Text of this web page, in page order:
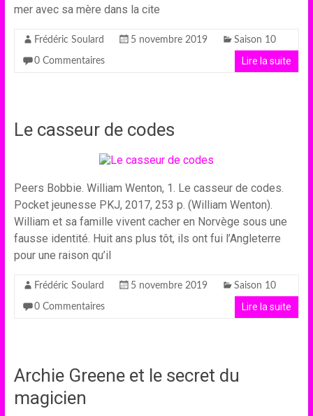
mer avec sa mère dans la cite
Frédéric Soulard 5 novembre 2019 Saison 10
0 Commentaires Lire la suite
Le casseur de codes
Peers Bobbie. William Wenton, 1. Le casseur de codes.
Pocket jeunesse PKJ, 2017, 253 p. (William Wenton).
William et sa famille vivent cacher en Norvège sous une
fausse identité. Huit ans plus tôt, ils ont fui l’Angleterre
pour une raison qu’il
Frédéric Soulard 5 novembre 2019 Saison 10
0 Commentaires Lire la suite
Archie Greene et le secret du
magicien